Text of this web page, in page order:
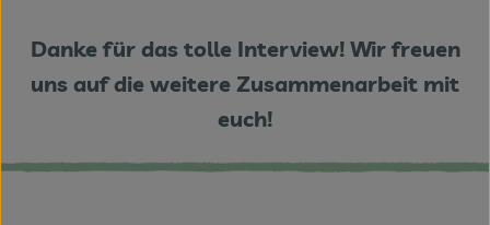
Danke für das tolle Interview! Wir freuen
uns auf die weitere Zusammenarbeit mit
euch!